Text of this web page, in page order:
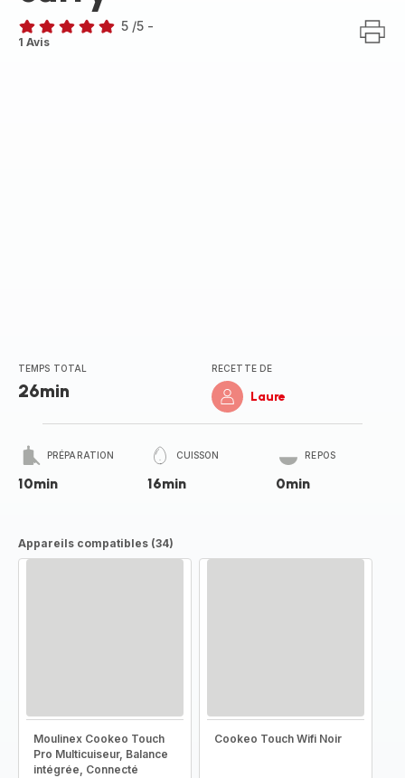
Avis
5 /5 -
1 Avis
TEMPS TOTAL
26min
RECETTE DE
Laure
PRÉPARATION
10min
CUISSON
16min
REPOS
0min
Appareils compatibles (34)
Moulinex Cookeo Touch
Pro Multicuiseur, Balance
intégrée, Connecté
Cookeo Touch Wifi Noir